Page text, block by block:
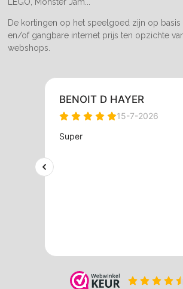
De kortingen op het speelgoed zijn op basis
en/of gangbare internet prijs ten opzichte
webshops.